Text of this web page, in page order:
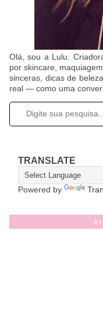
Olá, sou a Lulu.
por skincare,
sinceras, dicas de
real — como uma
TRANSLATE
Powered by